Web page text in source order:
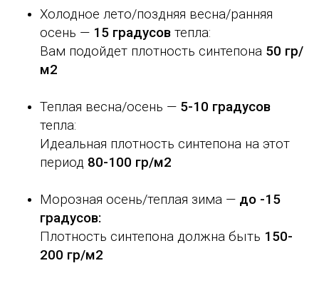
Холодное лето/поздняя весна/ранняя
осень — 15 градусов тепла:
Вам подойдет плотность синтепона 50 гр/
м2
Теплая весна/осень — 5-10 градусов
тепла:
Идеальная плотность синтепона на этот
период 80-100 гр/м2
Морозная осень/теплая зима — до -15
градусов:
Плотность синтепона должна быть 150-
200 гр/м2